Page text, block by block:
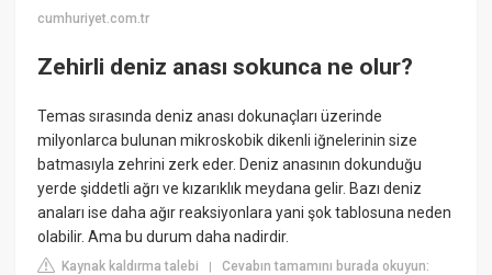
cumhuriyet.com.tr
Zehirli deniz anası sokunca ne olur?
Temas sırasında deniz anası dokunaçları üzerinde
milyonlarca bulunan mikroskobik dikenli iğnelerinin size
batmasıyla zehrini zerk eder. Deniz anasının dokunduğu
yerde şiddetli ağrı ve kızarıklık meydana gelir. Bazı deniz
anaları ise daha ağır reaksiyonlara yani şok tablosuna neden
olabilir. Ama bu durum daha nadirdir.
Kaynak kaldırma talebi |Cevabın tamamını burada okuyun: